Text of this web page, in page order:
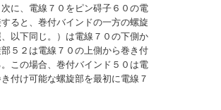
に、電線７０をピン碍子６０の電
ると、巻付バインドの一方の螺旋
以下同じ。）は電線７０の下側か
５２は電線７０の上側から巻き付
この場合、巻付バインド５０は電
付け可能な螺旋部を最初に電線７